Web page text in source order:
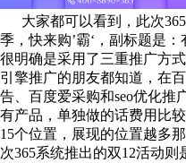
大家都可以看到，此次365
季，快来购’霸‘，副标题是
很明确是采用了三重推广方式
引擎推广的朋友都知道，在
告、百度爱采购和seo优化推
有产品，单独做的话费用比
15个位置，展现的位置越多
次365系统推出的双12活动则